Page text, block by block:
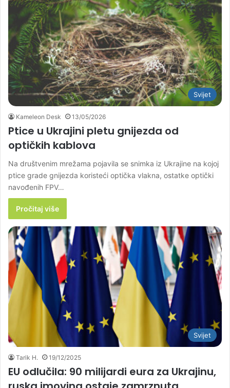
Svijet
Kameleon Desk 13/05/2026
Ptice u Ukrajini pletu gnijezda od
optičkih kablova
Na društvenim mrežama pojavila se snimka iz Ukrajine na kojoj
ptice grade gnijezda koristeći optička vlakna, ostatke optički
navođenih FPV…
Pročitaj više
Svijet
Tarik H. 19/12/2025
EU odlučila: 90 milijardi eura za Ukrajinu,